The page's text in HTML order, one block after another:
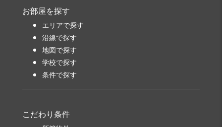
お部屋を探す
エリアで探す
沿線で探す
地図で探す
学校で探す
条件で探す
こだわり条件